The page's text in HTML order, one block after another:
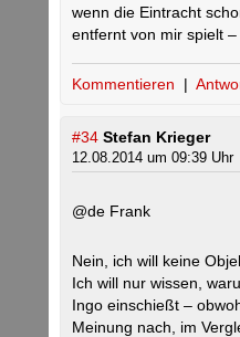
wenn die Eintracht
entfernt von mir spielt
Kommentieren |
#34 Stefan Krieger
12.08.2014 um 09:39 Uhr
@de Frank
Nein, ich will keine
Ich will nur wissen,
Ingo einschießt –
Meinung nach, im